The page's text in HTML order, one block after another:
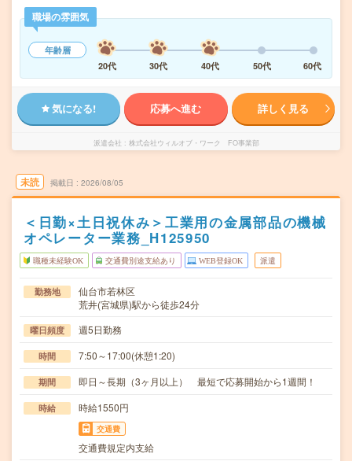
職場の雰囲気
年齢層
20代
30代 40代 50代 60代
気になる! 応募へ進む 詳しく見る
派遣会社 株式会社ウィルオブ・ワーク FO事業部
未読 掲載日 2026/08/05
＜日勤×土日祝休み＞工業用の金属部品の機械
オペレーター業務_H125950
職種未経験OK 交通費別途支給あり WEB登録OK 派遣
勤務地
仙台市若林区
荒井(宮城県)駅から徒歩24分
曜日頻度 週5日勤務
時間 7:50～17:00(休憩1:20)
期間 即日～長期（3ヶ月以上） 最短で応募開始から1週間！
時給 時給1550円
交通費
交通費規定内支給